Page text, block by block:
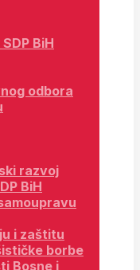
BiH
odbora
razvoj
BiH
i zaštitu
borbe
Bosne i